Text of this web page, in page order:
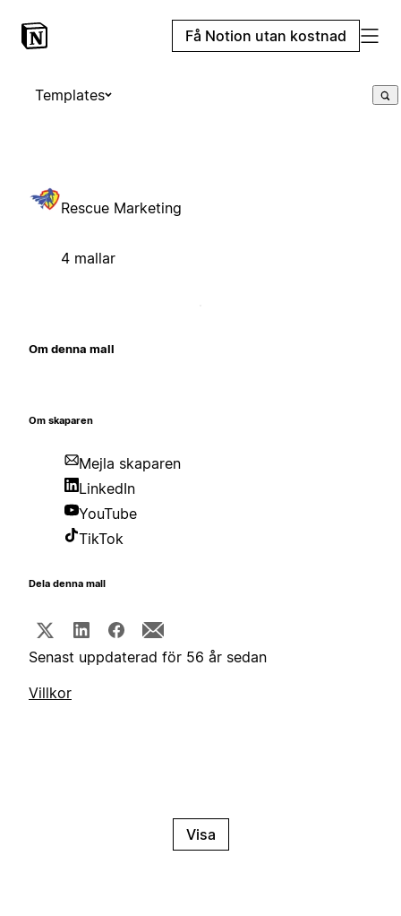
Få Notion utan kostnad
Templates
Rescue Marketing
4 mallar
Om denna mall
Om skaparen
Mejla skaparen
LinkedIn
YouTube
TikTok
Dela denna mall
Senast uppdaterad för 56 år sedan
Villkor
Visa